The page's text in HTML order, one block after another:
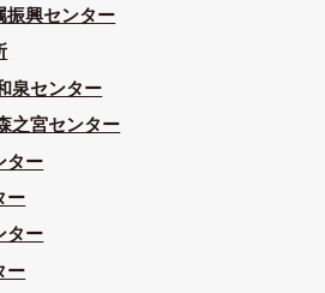
振興センター
泉センター
之宮センター
ター
ー
ター
ー